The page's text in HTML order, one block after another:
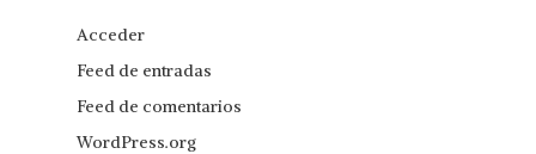
Acceder
Feed de entradas
Feed de comentarios
WordPress.org